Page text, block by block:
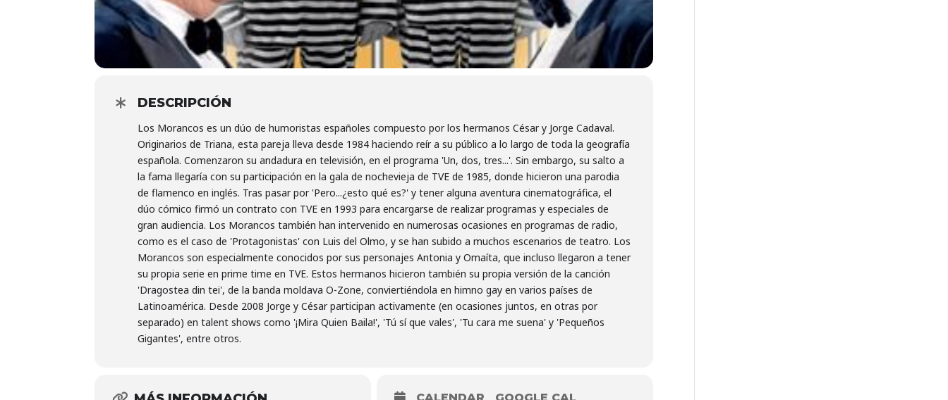
DESCRIPCIÓN
Los Morancos es un dúo de humoristas españoles compuesto por los hermanos César y Jorge Cadaval.
Originarios de Triana, esta pareja lleva desde 1984 haciendo reír a su público a lo largo de toda la geografía
española. Comenzaron su andadura en televisión, en el programa 'Un, dos, tres...'. Sin embargo, su salto a
la fama llegaría con su participación en la gala de nochevieja de TVE de 1985, donde hicieron una parodia
de flamenco en inglés. Tras pasar por 'Pero...¿esto qué es?' y tener alguna aventura cinematográfica, el
dúo cómico firmó un contrato con TVE en 1993 para encargarse de realizar programas y especiales de
gran audiencia. Los Morancos también han intervenido en numerosas ocasiones en programas de radio,
como es el caso de 'Protagonistas' con Luis del Olmo, y se han subido a muchos escenarios de teatro. Los
Morancos son especialmente conocidos por sus personajes Antonia y Omaíta, que incluso llegaron a tener
su propia serie en prime time en TVE. Estos hermanos hicieron también su propia versión de la canción
'Dragostea din tei', de la banda moldava O-Zone, conviertiéndola en himno gay en varios países de
Latinoamérica. Desde 2008 Jorge y César participan activamente (en ocasiones juntos, en otras por
separado) en talent shows como '¡Mira Quien Baila!', 'Tú sí que vales', 'Tu cara me suena' y 'Pequeños
Gigantes', entre otros.
CALENDAR GOOGLE CAL